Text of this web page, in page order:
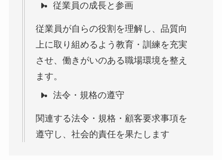
従業員の成長と参画
従業員が自らの役割を理解し、品質向
上に取り組めるよう教育・訓練を充実
させ、働きがいのある職場環境を整え
ます。
法令・規格の遵守
関連する法令・規格・顧客要求事項を
遵守し、社会的責任を果たします